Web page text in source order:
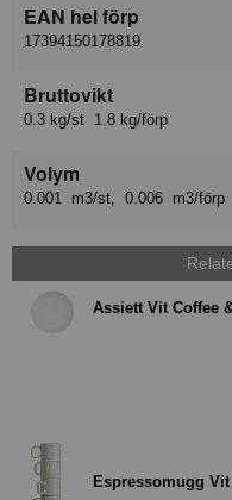
EAN hel förp
17394150178819
Bruttovikt
0.3 kg/st 1.8 kg/förp
Volym
0.001 m3/st, 0.006 m3/förp
Assiett Vit Coffee
Espressomugg